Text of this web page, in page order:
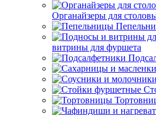
Органайзеры для
витрины для фуршета